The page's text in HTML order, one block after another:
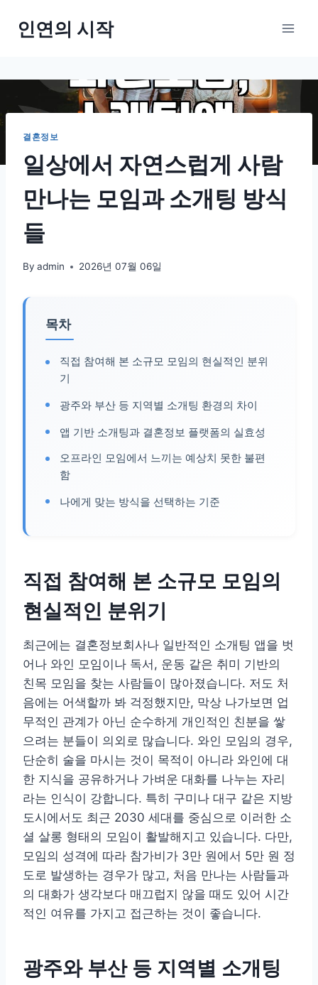
인연의 시작
결혼정보
일상에서 자연스럽게 사람
만나는 모임과 소개팅 방식
들
By admin 2026년 07월 06일
목차
직접 참여해 본 소규모 모임의 현실적인 분위
기
광주와 부산 등 지역별 소개팅 환경의 차이
앱 기반 소개팅과 결혼정보 플랫폼의 실효성
오프라인 모임에서 느끼는 예상치 못한 불편
함
나에게 맞는 방식을 선택하는 기준
직접 참여해 본 소규모 모임의
현실적인 분위기
최근에는 결혼정보회사나 일반적인 소개팅 앱을 벗
어나 와인 모임이나 독서, 운동 같은 취미 기반의
친목 모임을 찾는 사람들이 많아졌습니다. 저도 처
음에는 어색할까 봐 걱정했지만, 막상 나가보면 업
무적인 관계가 아닌 순수하게 개인적인 친분을 쌓
으려는 분들이 의외로 많습니다. 와인 모임의 경우,
단순히 술을 마시는 것이 목적이 아니라 와인에 대
한 지식을 공유하거나 가벼운 대화를 나누는 자리
라는 인식이 강합니다. 특히 구미나 대구 같은 지방
도시에서도 최근 2030 세대를 중심으로 이러한 소
셜 살롱 형태의 모임이 활발해지고 있습니다. 다만,
모임의 성격에 따라 참가비가 3만 원에서 5만 원 정
도로 발생하는 경우가 많고, 처음 만나는 사람들과
의 대화가 생각보다 매끄럽지 않을 때도 있어 시간
적인 여유를 가지고 접근하는 것이 좋습니다.
광주와 부산 등 지역별 소개팅